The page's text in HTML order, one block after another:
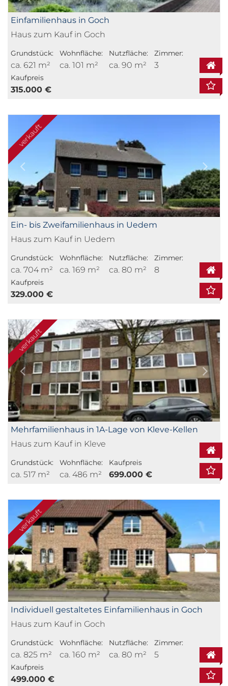
Einfamilienhaus in Goch
Haus zum Kauf in Goch
Grundstück:
ca. 621 m²
Wohnfläche:
ca. 101 m²
Nutzfläche:
ca. 90 m²
Zimmer:
3
Kaufpreis
315.000 €
verkauft
Ein- bis Zweifamilienhaus in Uedem
Haus zum Kauf in Uedem
Grundstück:
ca. 704 m²
Wohnfläche:
ca. 169 m²
Nutzfläche:
ca. 80 m²
Zimmer:
8
Kaufpreis
329.000 €
verkauft
Mehrfamilienhaus in 1A-Lage von Kleve-Kellen
Haus zum Kauf in Kleve
Grundstück:
ca. 517 m²
Wohnfläche:
ca. 486 m²
Kaufpreis
699.000 €
verkauft
Individuell gestaltetes Einfamilienhaus in Goch
Haus zum Kauf in Goch
Grundstück:
ca. 825 m²
Wohnfläche:
ca. 160 m²
Nutzfläche:
ca. 80 m²
Zimmer:
5
Kaufpreis
499.000 €